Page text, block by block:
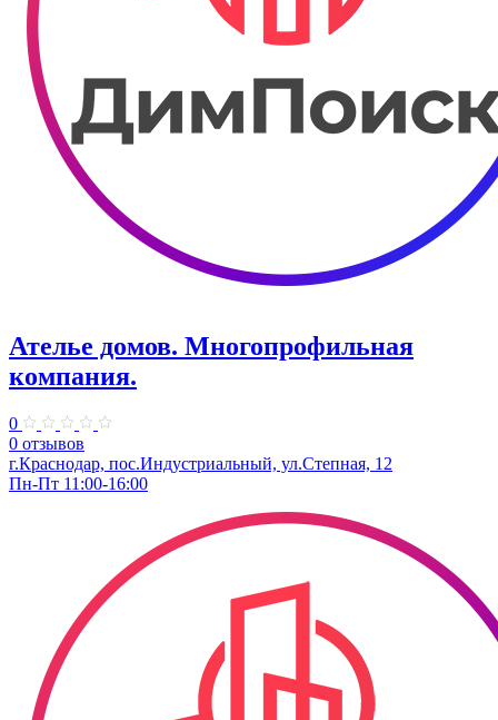
Ателье домов. Многопрофильная
компания.
0
0 отзывов
г.Краснодар, пос.Индустриальный, ул.Степная, 12
Пн-Пт 11:00-16:00